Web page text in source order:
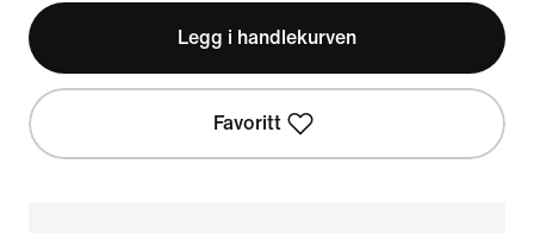
Legg i handlekurven
Favoritt